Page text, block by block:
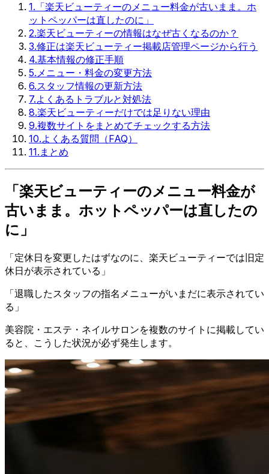
1. 「楽天ビューティーのメニュー料金が古いまま。ホ
ットペッパーは直したのに」
2.楽天ビューティーの情報はなぜ古くなるのか？
3.修正は楽天ビューティー掲載店管理ページから行う
4.基本情報の修正手順
5.メニュー・料金の変更方法
6.スタッフ情報の更新方法
7.よくあるトラブルと対処法
8.楽天ビューティーだけでは足りない理由
9.複数サイトをまとめてチェックする方法
10.よくある質問（FAQ）
11. まとめ
「楽天ビューティーのメニュー料金が
古いまま。ホットペッパーは直したの
に」
「定休日を変更したはずなのに、楽天ビューティーでは旧定
休日が表示されている」
「退職したスタッフの指名メニューがいまだに表示されてい
る」
美容院・エステ・ネイルサロンを複数のサイトに掲載してい
ると、こうした状況が必ず発生します。